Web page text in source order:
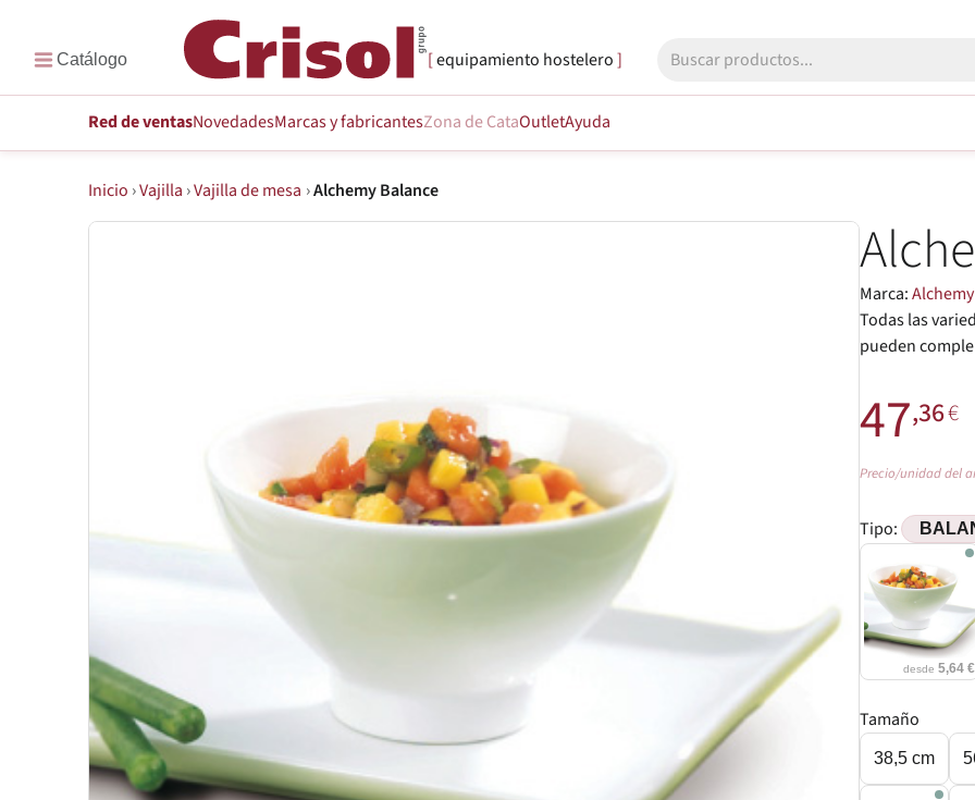
equipamiento hostelero
Red de ventasNovedadesMarcasy fabricantesZona de CataOutletAyuda
Inicio ›Vajilla ›Vajilla de mesa ›Alchemy Balance
Marca:Alchemy
Todas las
pueden
47,36€
Precio/unidad del
Tipo:
desde5,64 €
Tamaño
38,5 cm